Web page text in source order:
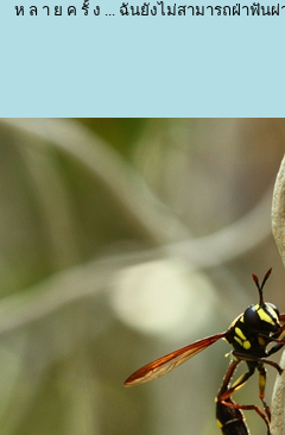
ห ล า ย ค รั้ ง ... ฉันยังไม่สามารถฝ่าฟันผ่